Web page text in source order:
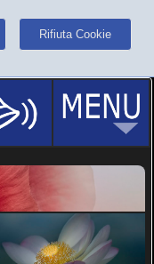
Rifiuta Cookie